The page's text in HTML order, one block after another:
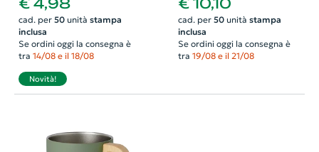
e coperchio da 260ml
cad. per 50unità stampa
inclusa
Se ordini oggi la consegna è
tra 14/08 e il 18/08
Novità!
confezione regalo da
420ml
cad. per 50unità stampa
inclusa
Se ordini oggi la consegna è
tra 19/08 e il 21/08